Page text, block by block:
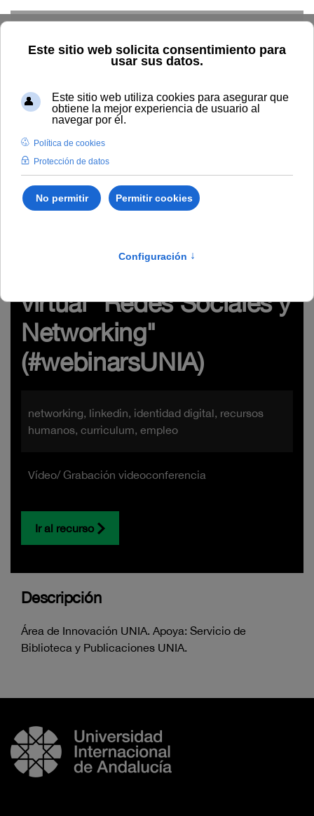
Inicio Innovación
Conocimiento abierto y difusión
Recursos Educativos en abierto
"Redes Sociales y Networking" (#webinarsUNIA)
virtual "Redes Sociales y
Networking"
(#webinarsUNIA)
networking, linkedin, identidad digital, recursos
humanos, curriculum, empleo
Vídeo/ Grabación videoconferencia
Ir al recurso
Descripción
Área de Innovación UNIA. Apoya: Servicio de
Biblioteca y Publicaciones UNIA.